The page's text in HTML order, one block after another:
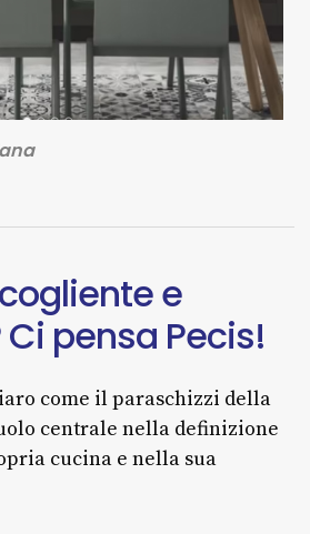
e
Ci pensa Pecis!
come il paraschizzi della
centrale nella definizione
cucina e nella sua